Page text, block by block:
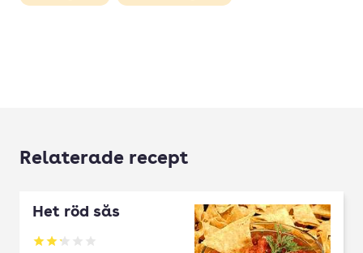
Relaterade recept
Het röd sås
Betyg: 2.17 av 5